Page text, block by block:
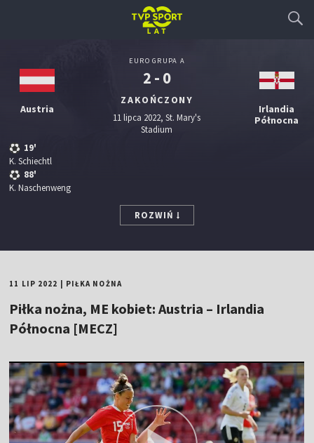
Austria
19'
K. Schiechtl
88'
K. Naschenweng
EURO GRUPA A
2 - 0
ZAKOŃCZONY
11 lipca 2022, St. Mary's
Stadium
Irlandia
Północna
ROZWIŃ
11 LIP 2022 PIŁKA NOŻNA
Piłka nożna, ME kobiet: Austria – Irlandia
Północna [MECZ]